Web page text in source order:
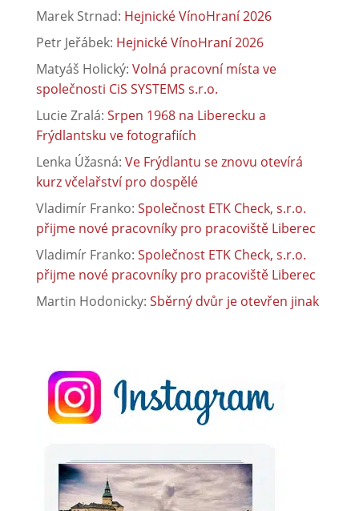
Marek Strnad: Hejnické VínoHraní 2026
Petr Jeřábek: Hejnické VínoHraní 2026
Matyáš Holický: Volná pracovní místa ve
společnosti CiS SYSTEMS s.r.o.
Lucie Zralá: Srpen 1968 na Liberecku a
Frýdlantsku ve fotografiích
Lenka Úžasná: Ve Frýdlantu se znovu otevírá
kurz včelařství pro dospělé
Vladimír Franko: Společnost ETK Check, s.r.o.
přijme nové pracovníky pro pracoviště Liberec
Vladimír Franko: Společnost ETK Check, s.r.o.
přijme nové pracovníky pro pracoviště Liberec
Martin Hodonicky: Sběrný dvůr je otevřen jinak